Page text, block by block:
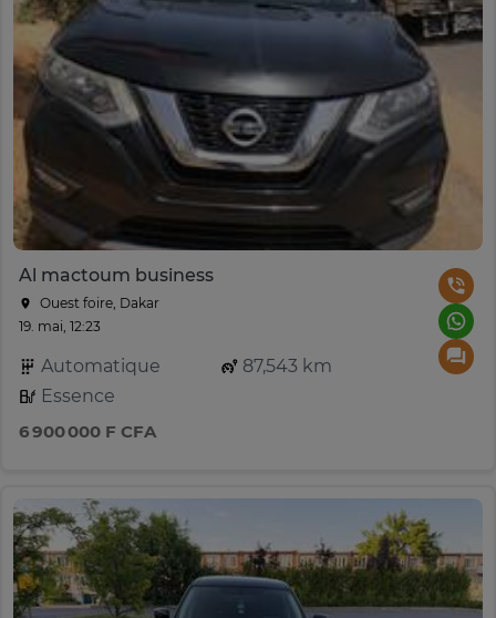
Al mactoum business
Ouest foire, Dakar
19. mai, 12:23
Automatique
87,543 km
Essence
6 900 000 F CFA